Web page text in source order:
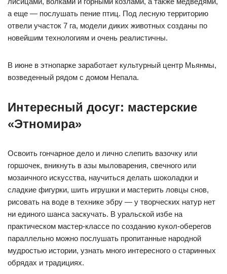
а еще — послушать пение птиц. Под лесную территорию
отвели участок 7 га, модели диких животных созданы по
новейшим технологиям и очень реалистичны.
В июне в этнопарке заработает культурный центр Мьянмы,
возведенный рядом с домом Непала.
Интересный досуг: мастерские
«Этномира»
Освоить гончарное дело и лично слепить вазочку или
горшочек, вникнуть в азы мыловарения, свечного или
мозаичного искусства, научиться делать шоколадки и
сладкие фигурки, шить игрушки и мастерить ловцы снов,
рисовать на воде в технике эбру — у творческих натур нет
ни единого шанса заскучать. В уральской избе на
практическом мастер-классе по созданию кукол-оберегов
параллельно можно послушать пропитанные народной
мудростью истории, узнать много интересного о старинных
обрядах и традициях.